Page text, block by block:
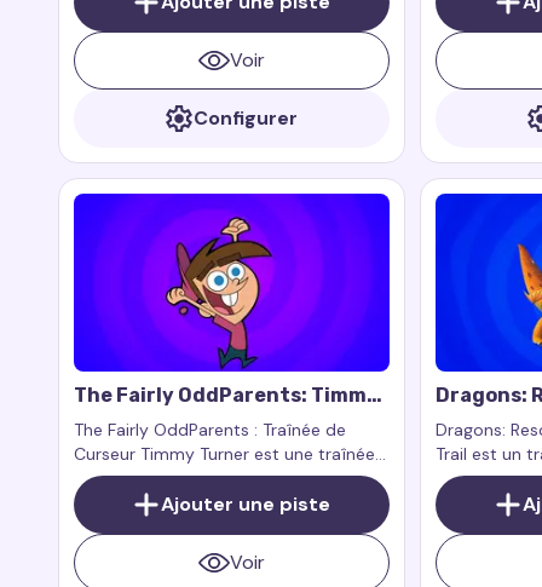
de super-héros à votre navigateur.
Voir
Configurer
votre
l’inoubliable
la série
The Fairly OddParents: Timmy
Turner Cursor Trail
The Fairly OddParents : Traînée de
Curseur Timmy Turner est une traînée
de curseur pour souris qui ajoute
énergie, amusement et charme à votre
navigateur
Ajouter une piste
Voir
Dragons:
Zeppla
Dragons:
Trail est un
Zeppla de
Riders.
rapide et
prêt à aider